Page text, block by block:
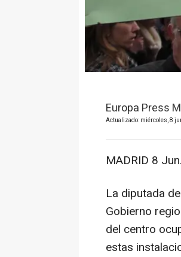
Europa Press
Actualizado: miércoles, 8
MADRID 8
La diputada
Gobierno
del centro
estas